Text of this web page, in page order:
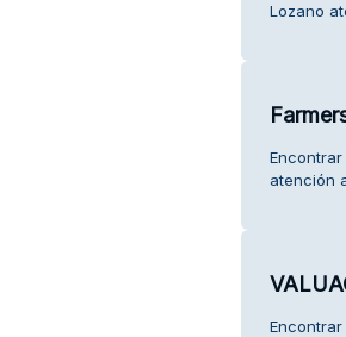
Lozano
atención
Encontrar